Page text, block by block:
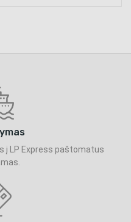
į LP Express paštomatus